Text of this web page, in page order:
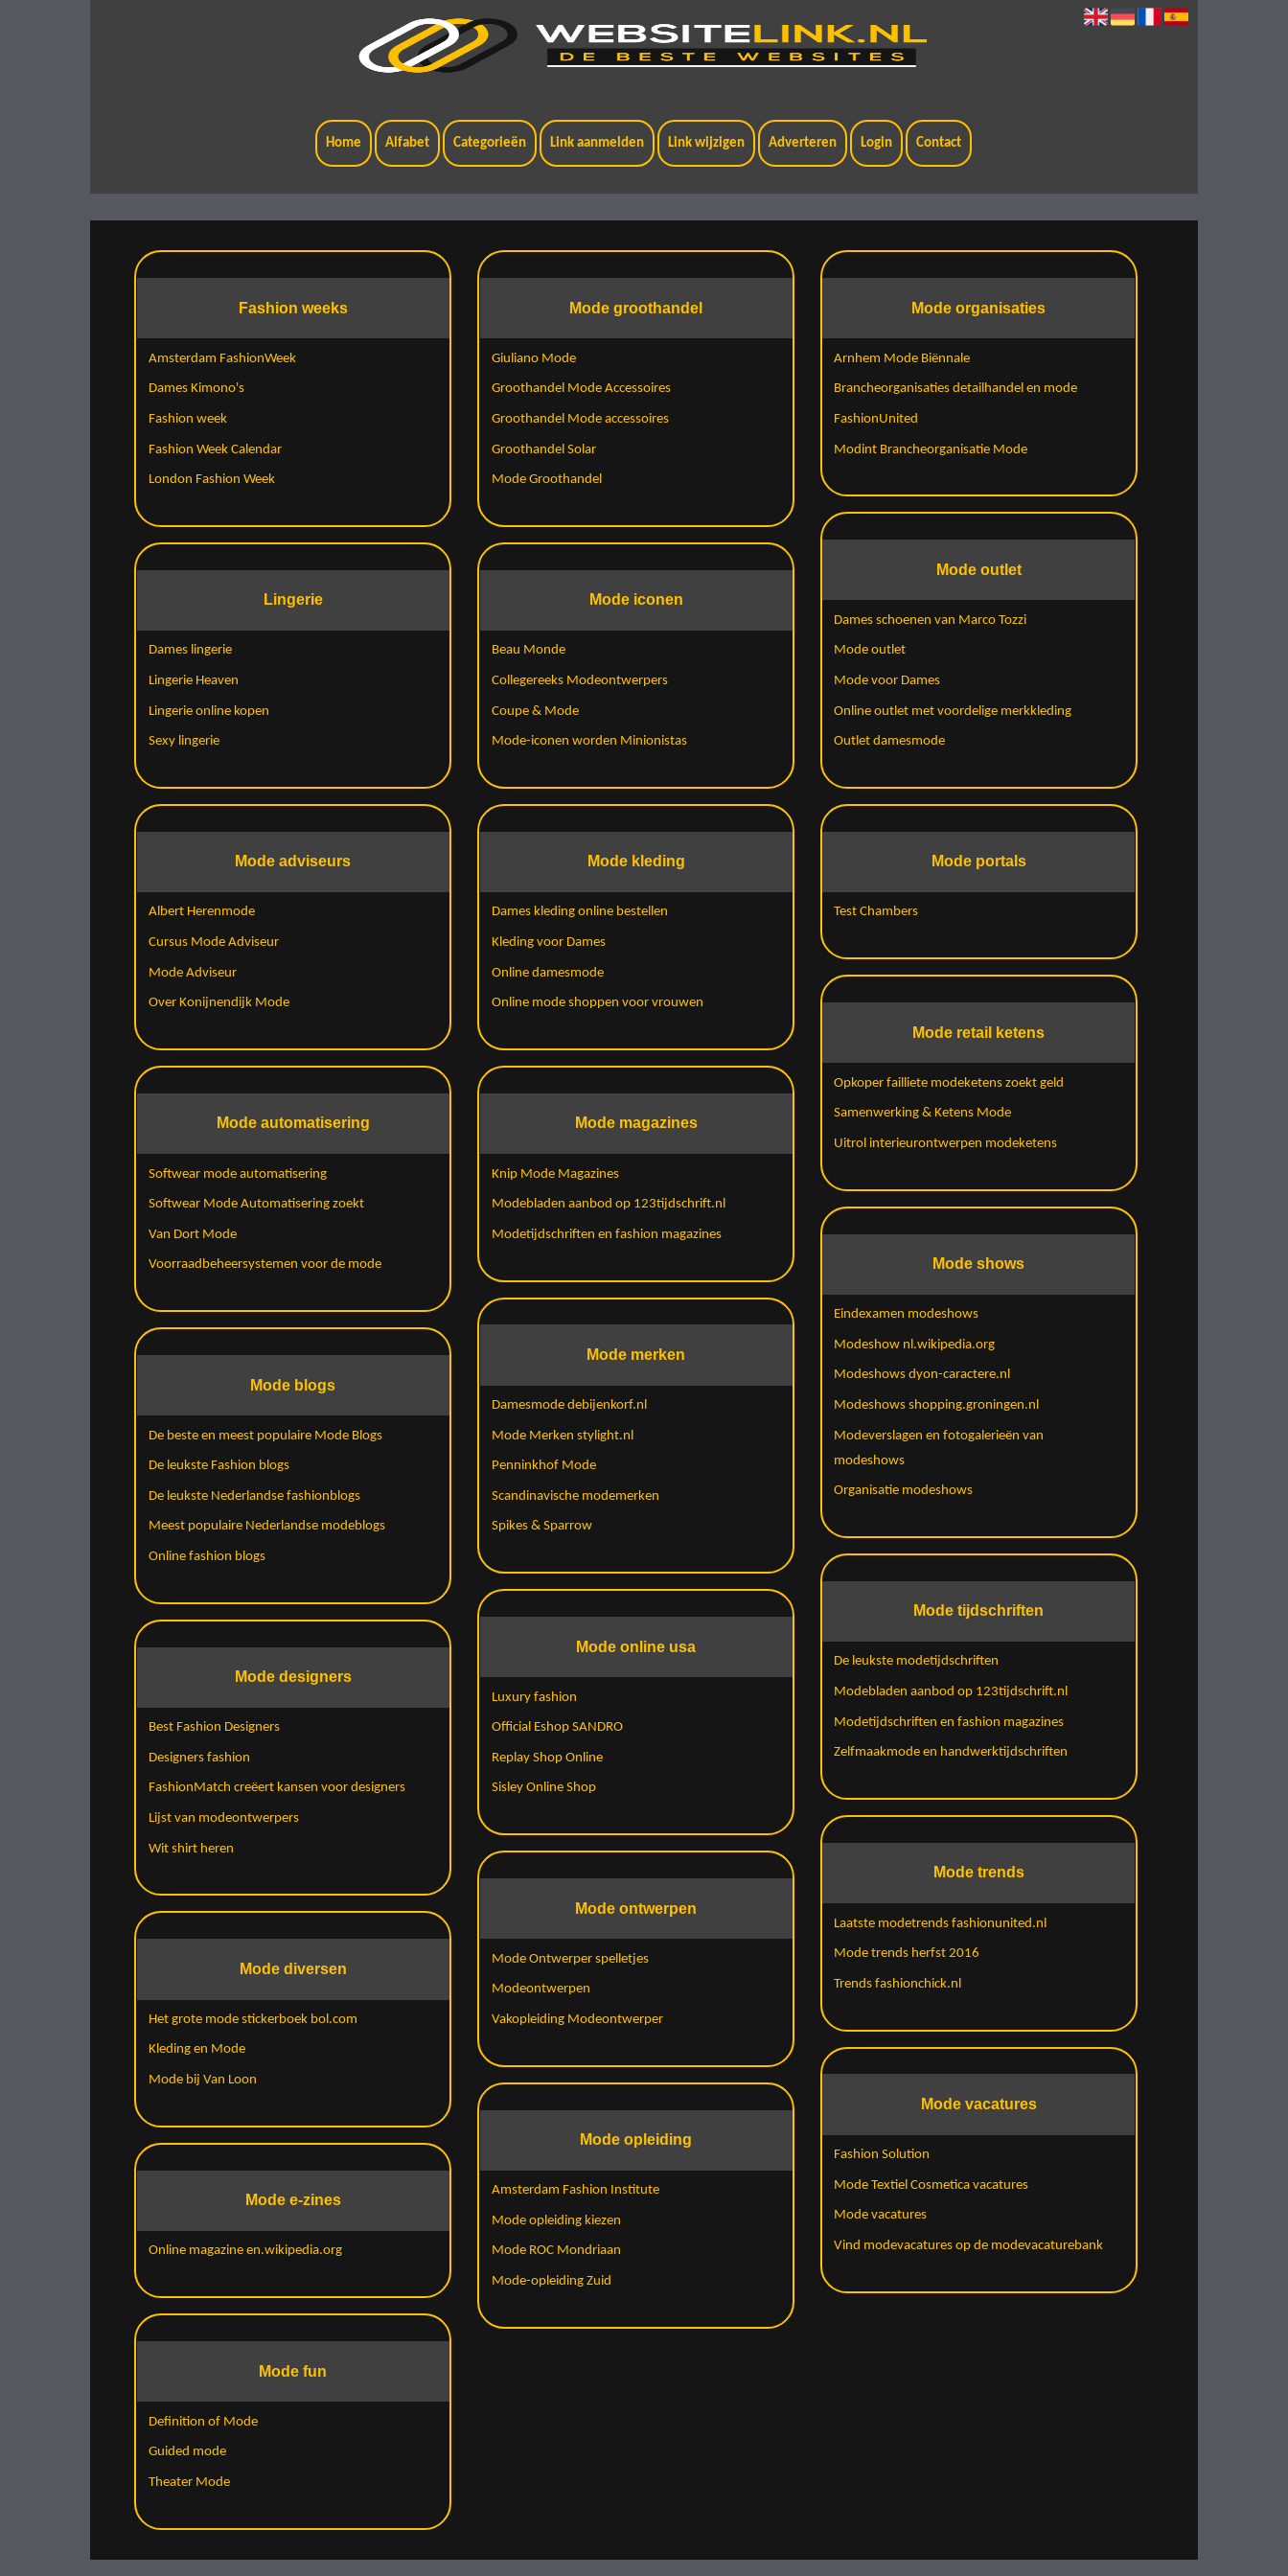
Home Alfabet Categorieën Link aanmelden Link wijzigen Adverteren Login Contact
Fashion weeks
Amsterdam FashionWeek
Dames Kimono's
Fashion week
Fashion Week Calendar
London Fashion Week
Lingerie
Dames lingerie
Lingerie Heaven
Lingerie online kopen
Sexy lingerie
Mode adviseurs
Albert Herenmode
Cursus Mode Adviseur
Mode Adviseur
Over Konijnendijk Mode
Mode automatisering
Softwear mode automatisering
Softwear Mode Automatisering zoekt
Van Dort Mode
Voorraadbeheersystemen voor de mode
Mode blogs
De beste en meest populaire Mode Blogs
De leukste Fashion blogs
De leukste Nederlandse fashionblogs
Meest populaire Nederlandse modeblogs
Online fashion blogs
Mode designers
Best Fashion Designers
Designers fashion
FashionMatch creëert kansen voor designers
Lijst van modeontwerpers
Wit shirt heren
Mode diversen
Het grote mode stickerboek bol.com
Kleding en Mode
Mode bij Van Loon
Mode e-zines
Online magazine en.wikipedia.org
Mode fun
Definition of Mode
Guided mode
Theater Mode
Mode groothandel
Giuliano Mode
Groothandel Mode Accessoires
Groothandel Mode accessoires
Groothandel Solar
Mode Groothandel
Mode iconen
Beau Monde
Collegereeks Modeontwerpers
Coupe & Mode
Mode-iconen worden Minionistas
Mode kleding
Dames kleding online bestellen
Kleding voor Dames
Online damesmode
Online mode shoppen voor vrouwen
Mode magazines
Knip Mode Magazines
Modebladen aanbod op 123tijdschrift.nl
Modetijdschriften en fashion magazines
Mode merken
Damesmode debijenkorf.nl
Mode Merken stylight.nl
Penninkhof Mode
Scandinavische modemerken
Spikes & Sparrow
Mode online usa
Luxury fashion
Official Eshop SANDRO
Replay Shop Online
Sisley Online Shop
Mode ontwerpen
Mode Ontwerper spelletjes
Modeontwerpen
Vakopleiding Modeontwerper
Mode opleiding
Amsterdam Fashion Institute
Mode opleiding kiezen
Mode ROC Mondriaan
Mode-opleiding Zuid
Mode organisaties
Arnhem Mode Biënnale
Brancheorganisaties detailhandel en mode
FashionUnited
Modint Brancheorganisatie Mode
Mode outlet
Dames schoenen van Marco Tozzi
Mode outlet
Mode voor Dames
Online outlet met voordelige merkkleding
Outlet damesmode
Mode portals
Test Chambers
Mode retail ketens
Opkoper failliete modeketens zoekt geld
Samenwerking & Ketens Mode
Uitrol interieurontwerpen modeketens
Mode shows
Eindexamen modeshows
Modeshow nl.wikipedia.org
Modeshows dyon-caractere.nl
Modeshows shopping.groningen.nl
Modeverslagen en fotogalerieën van
modeshows
Organisatie modeshows
Mode tijdschriften
De leukste modetijdschriften
Modebladen aanbod op 123tijdschrift.nl
Modetijdschriften en fashion magazines
Zelfmaakmode en handwerktijdschriften
Mode trends
Laatste modetrends fashionunited.nl
Mode trends herfst 2016
Trends fashionchick.nl
Mode vacatures
Fashion Solution
Mode Textiel Cosmetica vacatures
Mode vacatures
Vind modevacatures op de modevacaturebank